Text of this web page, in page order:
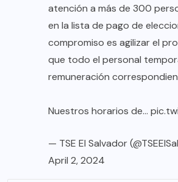
atención a más de 300
en la lista de pago de
compromiso es agilizar el
que todo el personal
remuneración
Nuestros horarios de…
— TSE El Salvador
April 2, 2024